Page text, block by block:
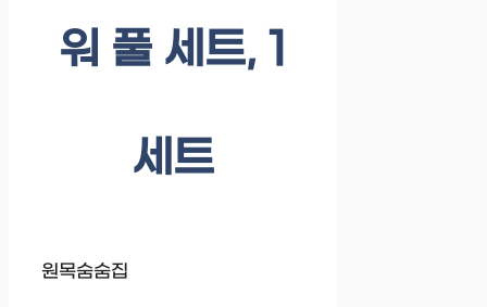
워 풀 세트, 1
세트
원목숨숨집